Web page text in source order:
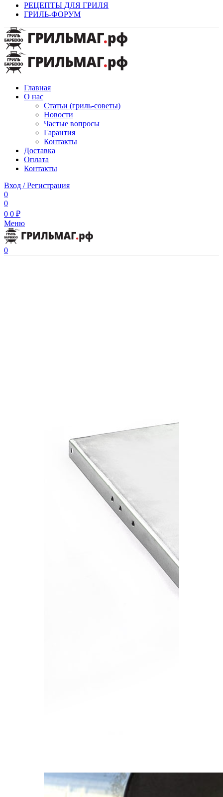
РЕЦЕПТЫ ДЛЯ ГРИЛЯ
ГРИЛЬ-ФОРУМ
Главная
О нас
Статьи (гриль-советы)
Новости
Частые вопросы
Гарантия
Контакты
Доставка
Оплата
Контакты
Вход / Регистрация
0
0
0 0 ₽
Меню
0